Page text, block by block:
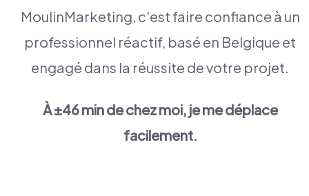
MoulinMarketing, c'est faire confiance à un
professionnel réactif, basé en Belgique et
engagé dans la réussite de votre projet.
À ±46 min de chez moi, je me déplace
facilement.